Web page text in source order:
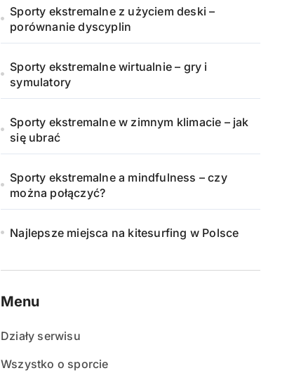
Sporty ekstremalne z użyciem deski –
porównanie dyscyplin
Sporty ekstremalne wirtualnie – gry i
symulatory
Sporty ekstremalne w zimnym klimacie – jak
się ubrać
Sporty ekstremalne a mindfulness – czy
można połączyć?
Najlepsze miejsca na kitesurfing w Polsce
Menu
Działy serwisu
Wszystko o sporcie